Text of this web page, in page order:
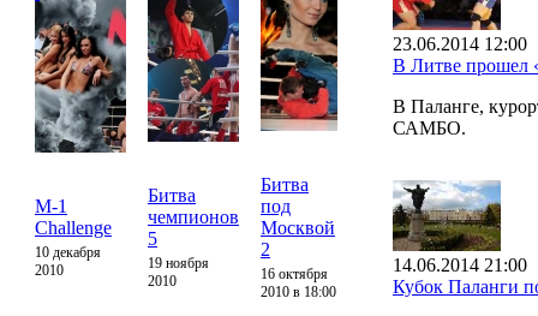
M-1
Challenge
10 декабря
2010
Битва
чемпионов
5
19 ноября
2010
Битва
под
Москвой
2
16 октября
2010 в 18:00
23.06.2014 12:00
В Литве прошел
В Паланге,
САМБО.
14.06.2014 21:00
Кубок Паланги